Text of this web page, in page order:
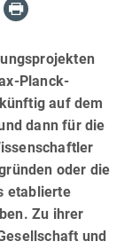
Planck-
auf dem
dann für die
oder die
etablierte
Zu ihrer
und